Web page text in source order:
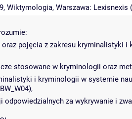
Wiktymologia, Warszawa: Lexisnexis
pojęcia z zakresu kryminalistyki i
stosowane w kryminologii oraz
i kryminologii w systemie
odpowiedzialnych za wykrywanie i